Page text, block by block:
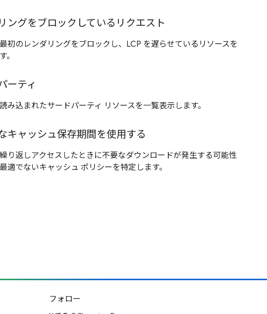
ングをブロックしているリクエスト
初のレンダリングをブロックし、LCP を遅らせているリソースを
。
ーティ
み込まれたサードパーティ リソースを一覧表示します。
キャッシュ保存期間を使用する
り返しアクセスしたときに不要なダウンロードが発生する可能性
適でないキャッシュ ポリシーを特定します。
フォロー